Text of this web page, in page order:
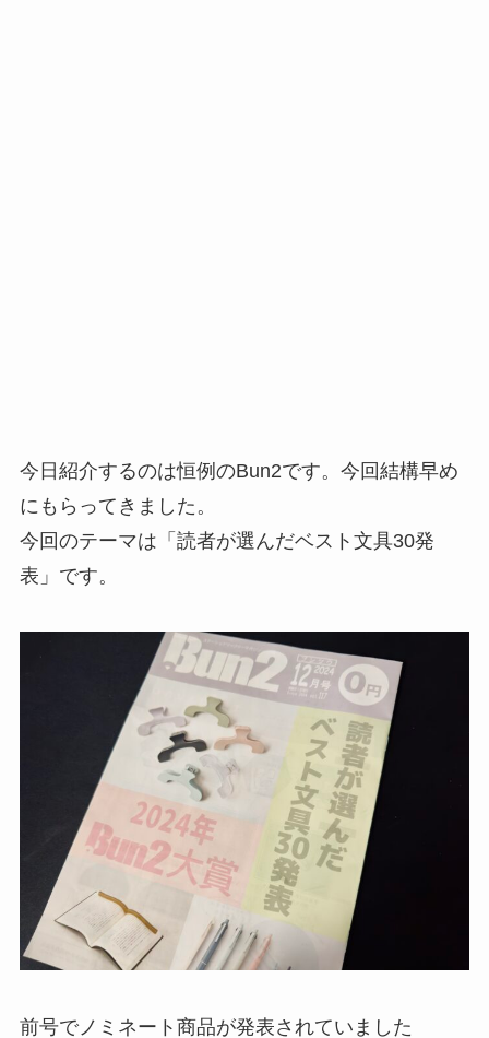
今日紹介するのは恒例のBun2です。今回結構早め
にもらってきました。
今回のテーマは「読者が選んだベスト文具30発
表」です。
前号でノミネート商品が発表されていました